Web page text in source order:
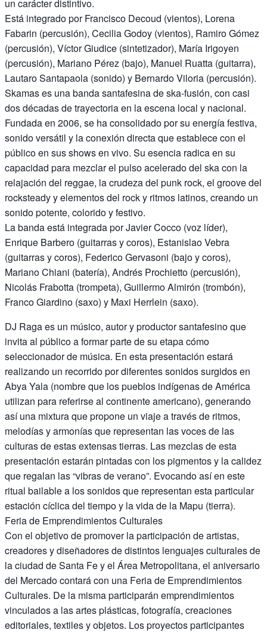
un carácter distintivo.
Está integrado por Francisco Decoud (vientos), Lorena
Fabarin (percusión), Cecilia Godoy (vientos), Ramiro Gómez
(percusión), Víctor Giudice (sintetizador), María Irigoyen
(percusión), Mariano Pérez (bajo), Manuel Ruatta (guitarra),
Lautaro Santapaola (sonido) y Bernardo Viloria (percusión).
Skamas es una banda santafesina de ska-fusión, con casi
dos décadas de trayectoria en la escena local y nacional.
Fundada en 2006, se ha consolidado por su energía festiva,
sonido versátil y la conexión directa que establece con el
público en sus shows en vivo. Su esencia radica en su
capacidad para mezclar el pulso acelerado del ska con la
relajación del reggae, la crudeza del punk rock, el groove del
rocksteady y elementos del rock y ritmos latinos, creando un
sonido potente, colorido y festivo.
La banda está integrada por Javier Cocco (voz líder),
Enrique Barbero (guitarras y coros), Estanislao Vebra
(guitarras y coros), Federico Gervasoni (bajo y coros),
Mariano Chiani (batería), Andrés Prochietto (percusión),
Nicolás Frabotta (trompeta), Guillermo Almirón (trombón),
Franco Giardino (saxo) y Maxi Herrlein (saxo).
DJ Raga es un músico, autor y productor santafesino que
invita al público a formar parte de su etapa cómo
seleccionador de música. En esta presentación estará
realizando un recorrido por diferentes sonidos surgidos en
Abya Yala (nombre que los pueblos indígenas de América
utilizan para referirse al continente americano), generando
así una mixtura que propone un viaje a través de ritmos,
melodías y armonías que representan las voces de las
culturas de estas extensas tierras. Las mezclas de esta
presentación estarán pintadas con los pigmentos y la calidez
que regalan las “vibras de verano”. Evocando así en este
ritual bailable a los sonidos que representan esta particular
estación cíclica del tiempo y la vida de la Mapu (tierra).
Feria de Emprendimientos Culturales
Con el objetivo de promover la participación de artistas,
creadores y diseñadores de distintos lenguajes culturales de
la ciudad de Santa Fe y el Área Metropolitana, el aniversario
del Mercado contará con una Feria de Emprendimientos
Culturales. De la misma participarán emprendimientos
vinculados a las artes plásticas, fotografía, creaciones
editoriales, textiles y objetos. Los proyectos participantes